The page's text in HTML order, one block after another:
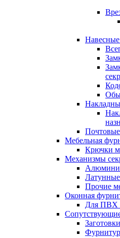
Мебельная
Крючки
Механизмы
Прочие
Оконная
Для ПВХ